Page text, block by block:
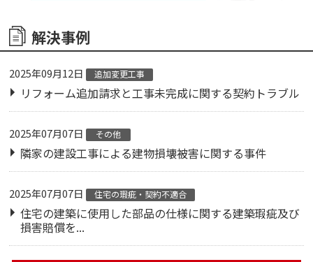
解決事例
2025年09月12日 追加変更工事
リフォーム追加請求と工事未完成に関する契約トラブル
2025年07月07日 その他
隣家の建設工事による建物損壊被害に関する事件
2025年07月07日 住宅の瑕疵・契約不適合
住宅の建築に使用した部品の仕様に関する建築瑕疵及び
損害賠償を...